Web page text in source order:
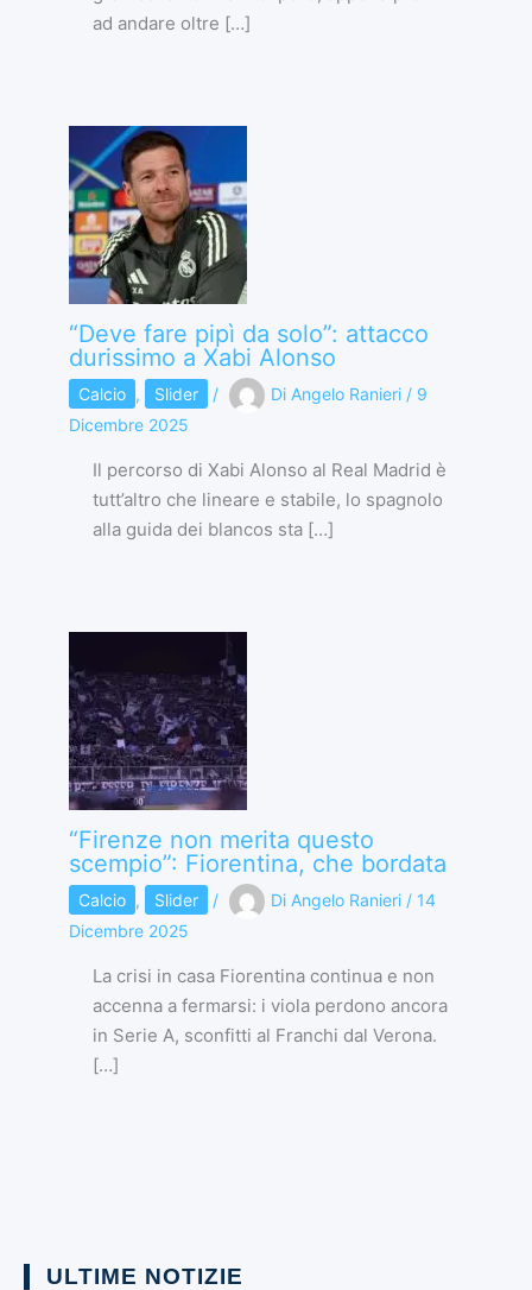
ad andare oltre […]
“Deve fare pipì da solo”: attacco
durissimo a Xabi Alonso
Calcio , Slider / Di Angelo Ranieri / 9
Dicembre 2025
Il percorso di Xabi Alonso al Real Madrid è
tutt’altro che lineare e stabile, lo spagnolo
alla guida dei blancos sta […]
“Firenze non merita questo
scempio”: Fiorentina, che bordata
Calcio , Slider / Di Angelo Ranieri / 14
Dicembre 2025
La crisi in casa Fiorentina continua e non
accenna a fermarsi: i viola perdono ancora
in Serie A, sconfitti al Franchi dal Verona.
[…]
ULTIME NOTIZIE